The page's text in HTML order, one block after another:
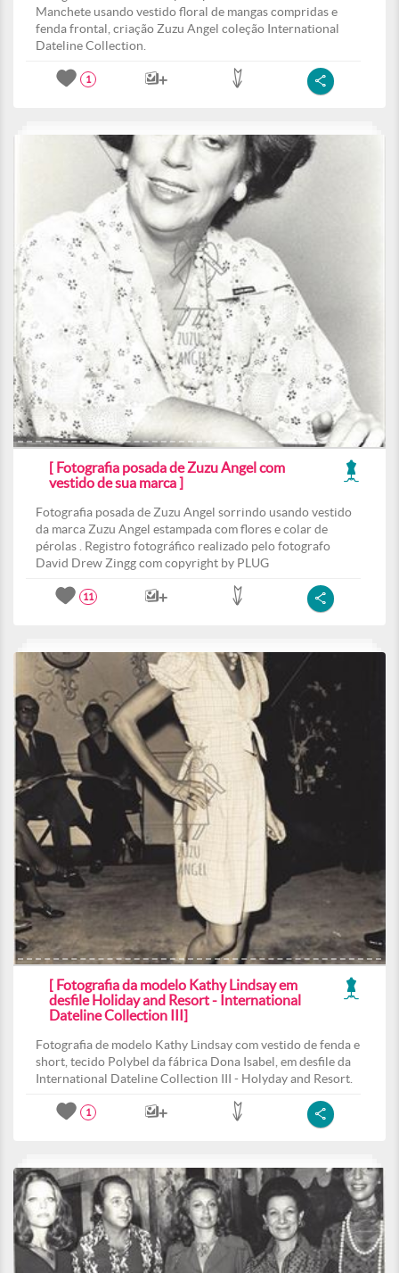
Manchete usando vestido floral de mangas compridas e
fenda frontal, criação Zuzu Angel coleção International
Dateline Collection.
1
[ Fotografia posada de Zuzu Angel com
vestido de sua marca ]
Fotografia posada de Zuzu Angel sorrindo usando vestido
da marca Zuzu Angel estampada com flores e colar de
pérolas . Registro fotográfico realizado pelo fotografo
David Drew Zingg com copyright by PLUG
11
[ Fotografia da modelo Kathy Lindsay em
desfile Holiday and Resort - International
Dateline Collection III]
Fotografia de modelo Kathy Lindsay com vestido de fenda e
short, tecido Polybel da fábrica Dona Isabel, em desfile da
International Dateline Collection III - Holyday and Resort.
1